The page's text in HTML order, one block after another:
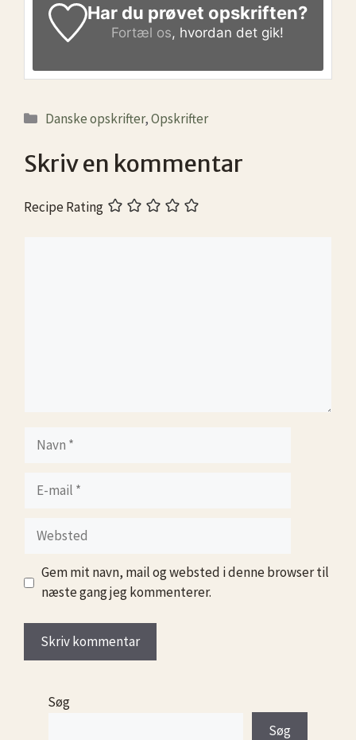
Har du prøvet opskriften?
Fortæl os, hvordan det gik!
Kategorier
Danske opskrifter,Opskrifter
Skriv en kommentar
Recipe Rating
mail
Websted
Gem mit navn, mail og websted i denne browser til
næste gang jeg kommenterer.
Søg
Søg